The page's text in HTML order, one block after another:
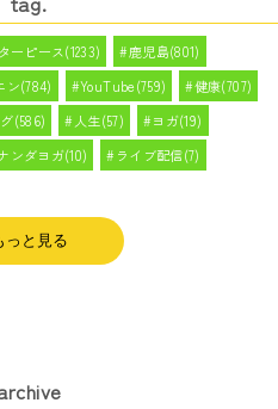
ーピース(1233)
鹿児島(801)
ン(784) YouTube(759)
健康(707)
(586) 人生(57)
ヨガ(19)
ンダヨガ(10)
ライブ配信(7)
っと見る